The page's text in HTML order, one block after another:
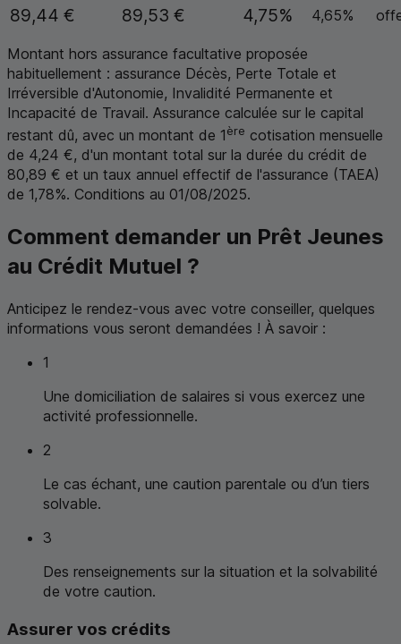
89,44 € 89,53 € 4,75% 4,65%
Montant hors assurance facultative proposée
habituellement : assurance Décès, Perte Totale et
Irréversible d'Autonomie, Invalidité Permanente et
Incapacité de Travail. Assurance calculée sur le capital
restant dû, avec un montant de 1ère cotisation mensuelle
de 4,24 €, d'un montant total sur la durée du crédit de
80,89 € et un taux annuel effectif de l'assurance (TAEA)
de 1,78%. Conditions au 01/08/2025.
Comment demander un Prêt Jeunes
au Crédit Mutuel ?
Anticipez le rendez-vous avec votre conseiller, quelques
informations vous seront demandées ! À savoir :
1
Une domiciliation de salaires si vous exercez une
activité professionnelle.
2
Le cas échant, une caution parentale ou d’un tiers
solvable.
3
Des renseignements sur la situation et la solvabilité
de votre caution.
Assurer vos crédits